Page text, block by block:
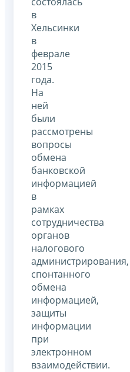
в
Хельсинки
в
феврале
2015
года.
На
ней
были
рассмотрены
вопросы
обмена
банковской
информацией
в
рамках
сотрудничества
органов
налогового
администрирования,
спонтанного
обмена
информацией,
защиты
информации
при
электронном
взаимодействии.